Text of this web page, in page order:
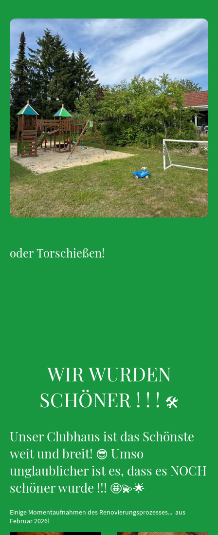
oder Torschießen!
WIR WURDEN
SCHÖNER ! ! ! 🛠️
Unser Clubhaus ist das Schönste
weit und breit! 😎 Umso
unglaublicher ist es, dass es NOCH
schöner wurde !!! 🤩💫🌟
Einige Momentaufnahmen des Renovierungsprozesses... aus
Februar 2026!